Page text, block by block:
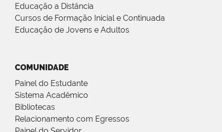
Educação a Distância
Cursos de Formação Inicial e Continuada
Educação de Jovens e Adultos
COMUNIDADE
Painel do Estudante
Sistema Acadêmico
Bibliotecas
Relacionamento com Egressos